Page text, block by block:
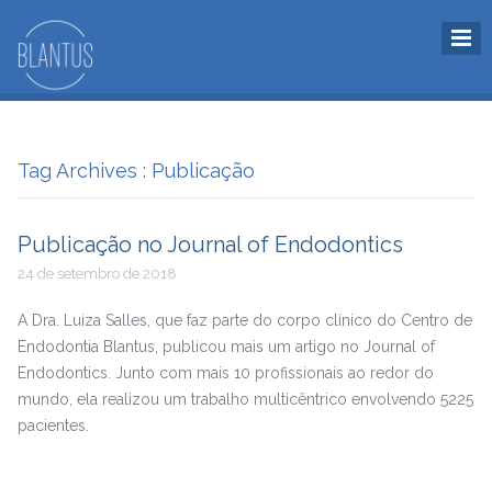
Tag Archives : Publicação
Publicação no Journal of Endodontics
24 de setembro de 2018
A Dra. Luiza Salles, que faz parte do corpo clínico do Centro de
Endodontia Blantus, publicou mais um artigo no Journal of
Endodontics. Junto com mais 10 profissionais ao redor do
mundo, ela realizou um trabalho multicêntrico envolvendo 5225
pacientes.